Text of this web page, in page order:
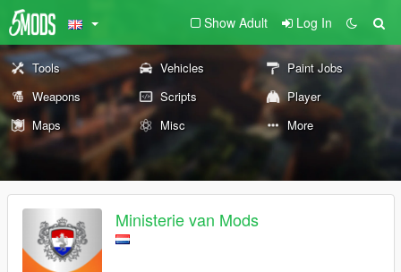
Show Adult Log In
Tools Vehicles
Paint Jobs
Weapons
Scripts
Player
Maps
Misc More
Ministerie van Mods